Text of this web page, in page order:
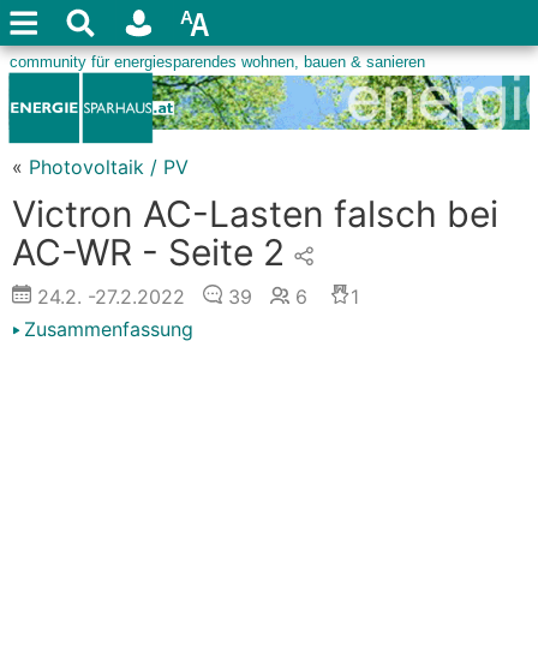
« Photovoltaik / PV
Victron AC-Lasten falsch bei
AC-WR - Seite 2
24.2. -27.2.2022 39 6
1
Zusammenfassung